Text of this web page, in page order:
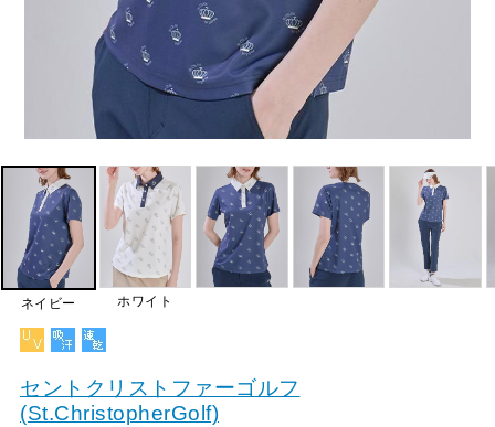
ネイビー ホワイト
セントクリストファーゴルフ
(St.ChristopherGolf)